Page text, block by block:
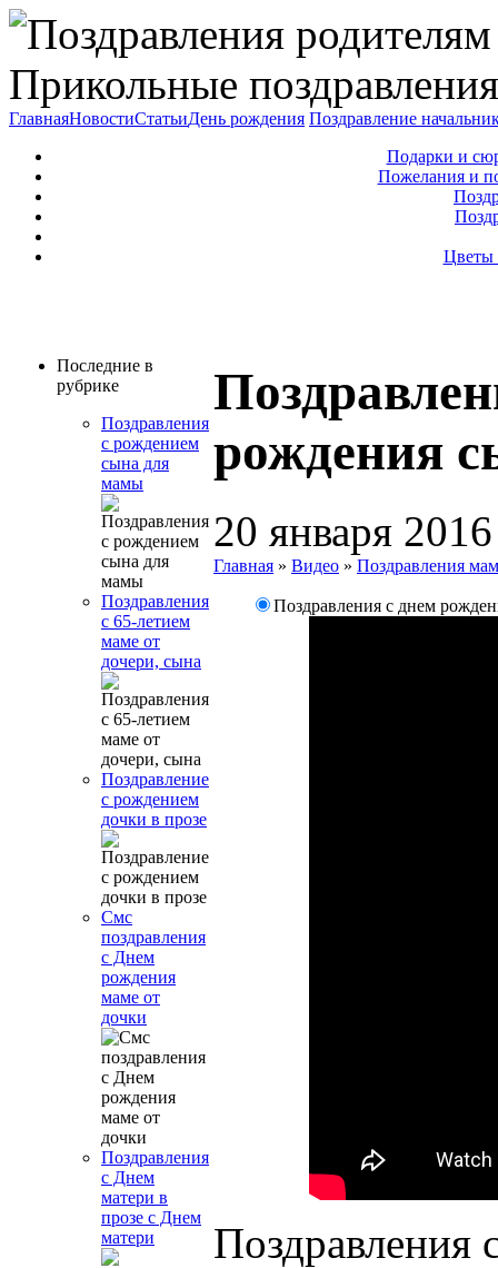
Прикольные
ГлавнаяНовостиСтатьиДень рождения Поздравление
Подарки и
Пожелания и
Цветы
Последние в
рубрике
Поздравления
с рождением
сына для
мамы
Поздравления
с 65-летием
маме от
дочери, сына
Поздравление
с рождением
дочки в прозе
Смс
поздравления
с Днем
рождения
маме от
дочки
Поздравления
с Днем
матери в
прозе с Днем
матери
рождения
20 января 2016
Главная » Видео » Поздравления
Поздравления с днем
Поздравления